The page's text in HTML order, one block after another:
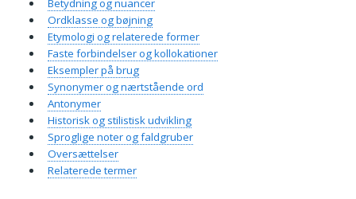
Betydning og nuancer
Ordklasse og bøjning
Etymologi og relaterede former
Faste forbindelser og kollokationer
Eksempler på brug
Synonymer og nærtstående ord
Antonymer
Historisk og stilistisk udvikling
Sproglige noter og faldgruber
Oversættelser
Relaterede termer